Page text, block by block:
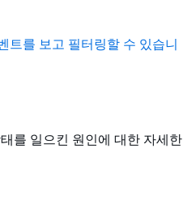
트를 보고 필터링할 수 있습니
를 일으킨 원인에 대한 자세한